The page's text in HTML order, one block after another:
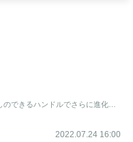
収納がラクラク！取り外しのできるハンドルでさらに進化した『sutto着脱ハンドル フライパン4点セット』
2022.07.24 16:00